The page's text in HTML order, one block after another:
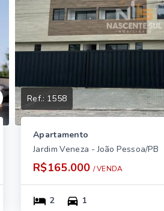
Ref.: 1558
Apartamento
Jardim Veneza - João Pessoa/PB
R$165.000 / VENDA
2 1